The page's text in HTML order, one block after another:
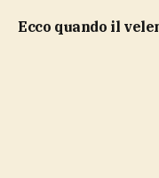
ecco quando il